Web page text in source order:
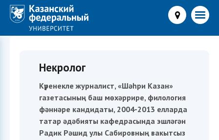
Некролог
Күренекле журналист, «Шәһри Казан»
газетасының баш мөхәррире, филология
фәннәре кандидаты, 2004-2013 елларда
татар әдәбияты кафедрасында эшләгән
Радик Рәшид улы Сабировның вакытсыз